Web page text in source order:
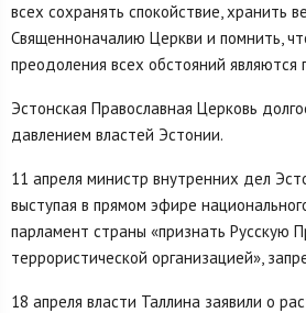
всех сохранять спокойствие, хранить
Священноначалию Церкви и помнить,
преодоления всех обстояний являются
Эстонская Православная Церковь
давлением властей Эстонии.
11 апреля министр внутренних дел
выступая в прямом эфире
парламент страны «признать Русскую
террористической организацией»,
18 апреля власти Таллина заявили о